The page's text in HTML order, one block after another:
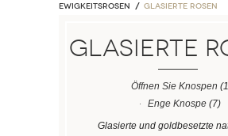
EWIGKEITSROSEN
Glasierte Rosen
Glasierte
Öffnen Sie Knospen
Enge Knospe(7)
Glasierte und goldbesetzte